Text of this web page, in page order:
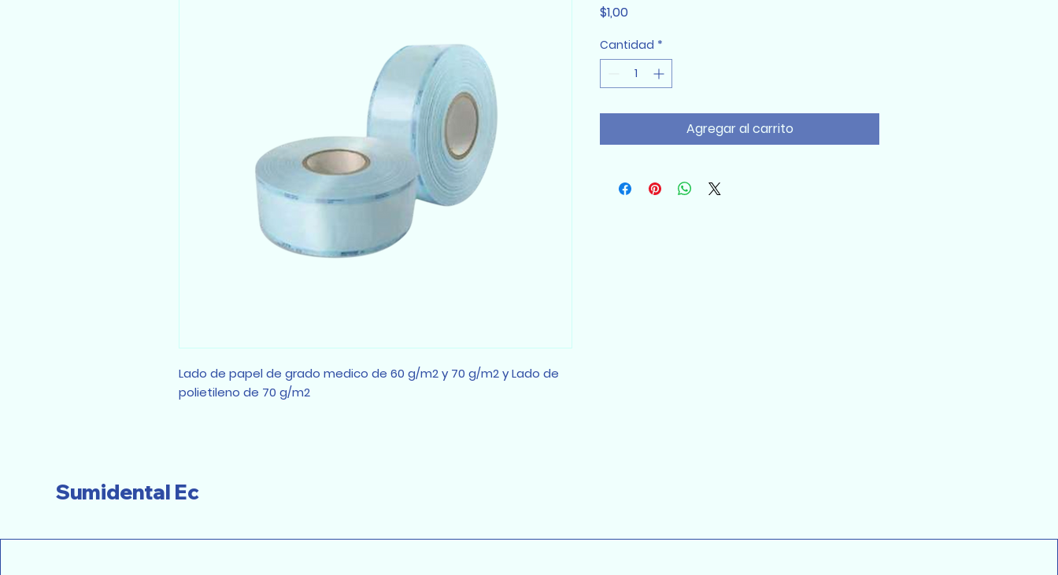
Lado de papel de grado medico de 60 g/m2 y 70 g/m2 y Lado de
polietileno de 70 g/m2
$1,00Precio
Cantidad *
Agregar al carrito
Sumidental Ec